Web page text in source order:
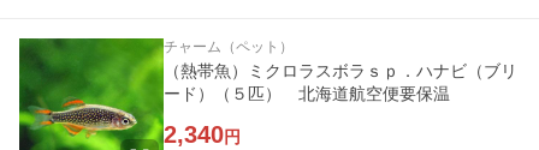
チャーム（ペット）
（熱帯魚）ミクロラスボラｓｐ．ハナビ（ブリ
ード）（５匹） 北海道航空便要保温
2,340円